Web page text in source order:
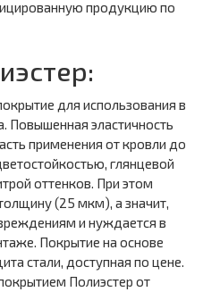
продукцию по
для использования в
Повышенная эластичность
применения от кровли до
глянцевой
оттенков. При этом
(25 мкм), а значит,
и нуждается в
Покрытие на основе
стали, доступная по цене.
Полиэстер от